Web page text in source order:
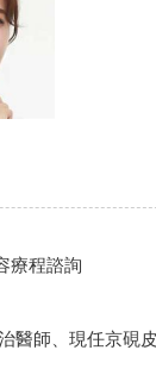
療程諮詢
醫師、現任京硯